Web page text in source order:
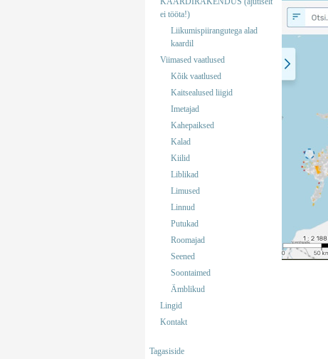
ei tööta!)
Liikumispiirangutega alad
kaardil
Viimased vaatlused
Kõik vaatlused
Kaitsealused liigid
Imetajad
Kahepaiksed
Kalad
Kiilid
Liblikad
Limused
Linnud
Putukad
Roomajad
Seened
Soontaimed
Ämblikud
Lingid
Kontakt
Tagasiside